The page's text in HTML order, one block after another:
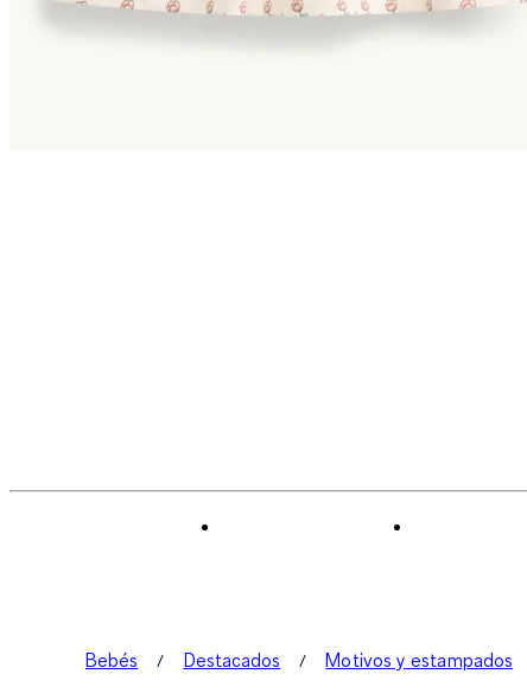
Bebés Destacados Motivos y estampados